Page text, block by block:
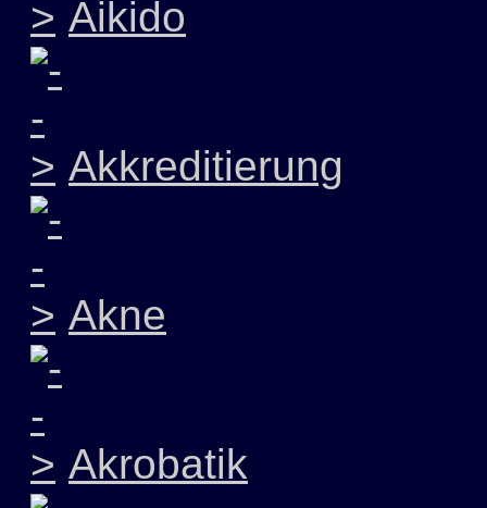
Aikido
Akkreditierung
Akne
Akrobatik